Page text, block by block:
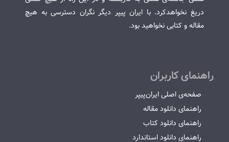
دریغ نخواهدکرد. با ایران پیپر دیگر نگران دسترسی به هیچ
مقاله و کتابی نخواهید بود.
راهنمای کاربران
صفحه‌ی اصلی ایران‌پیپر
راهنمای دانلود مقاله
راهنمای دانلود کتاب
راهنمای دانلود استاندارد